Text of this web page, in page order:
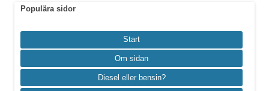
Populära sidor
Start
Om sidan
Diesel eller bensin?